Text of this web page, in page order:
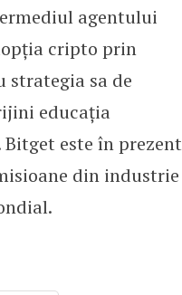
agentului
cripto prin
strategia sa de
educația
este în prezent
din industrie